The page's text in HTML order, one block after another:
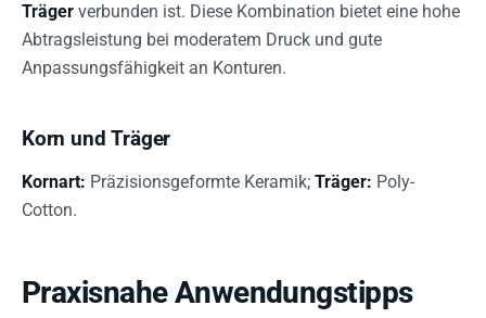
Träger verbunden ist. Diese Kombination bietet eine hohe
Abtragsleistung bei moderatem Druck und gute
Anpassungsfähigkeit an Konturen.
Korn und Träger
Kornart: Präzisionsgeformte Keramik; Träger: Poly-
Cotton.
Praxisnahe Anwendungstipps